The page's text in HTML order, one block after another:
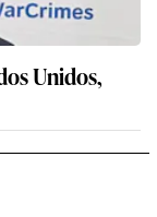
Unidos,